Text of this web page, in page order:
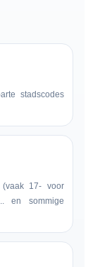
stadscodes
(vaak 17- voor
en sommige